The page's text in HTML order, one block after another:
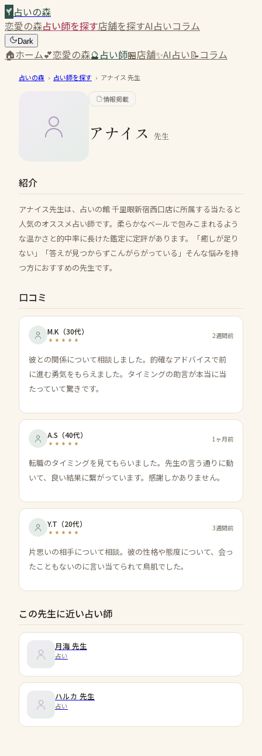
占いの森
恋愛の森占い師を探す店舗を探すAI占いコラム
Dark
🏠ホーム💕恋愛の森🔮占い師🏪店舗✨AI占い📝コラム
占いの森 › 占い師を探す › アナイス 先生
情報掲載
アナイス 先生
紹介
アナイス先生は、占いの館 千里眼新宿西口店に所属する当たると
人気のオススメ占い師です。柔らかなベールで包みこまれるよう
な温かさと的中率に長けた鑑定に定評があります。「癒しが足り
ない」「答えが見つからずこんがらがっている」そんな悩みを持
つ方におすすめの先生です。
口コミ
M.K （30代） 2週間前
彼との関係について相談しました。的確なアドバイスで前
に進む勇気をもらえました。タイミングの助言が本当に当
たっていて驚きです。
A.S （40代） 1ヶ月前
転職のタイミングを見てもらいました。先生の言う通りに動
いて、良い結果に繋がっています。感謝しかありません。
Y.T （20代） 3週間前
片思いの相手について相談。彼の性格や態度について、会っ
たこともないのに言い当てられて鳥肌でした。
この先生に近い占い師
月海 先生
占い
ハルカ 先生
占い